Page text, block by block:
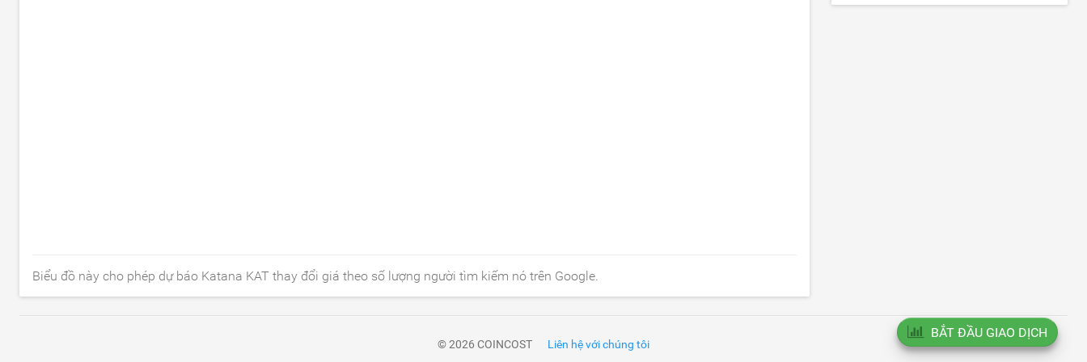
Biểu đồ này cho phép dự báo Katana KAT thay đổi giá theo số lượng người tìm kiếm nó trên Google.
© 2026 COINCOST Liên hệ với chúng tôi
BẮT ĐẦU GIAO DỊCH